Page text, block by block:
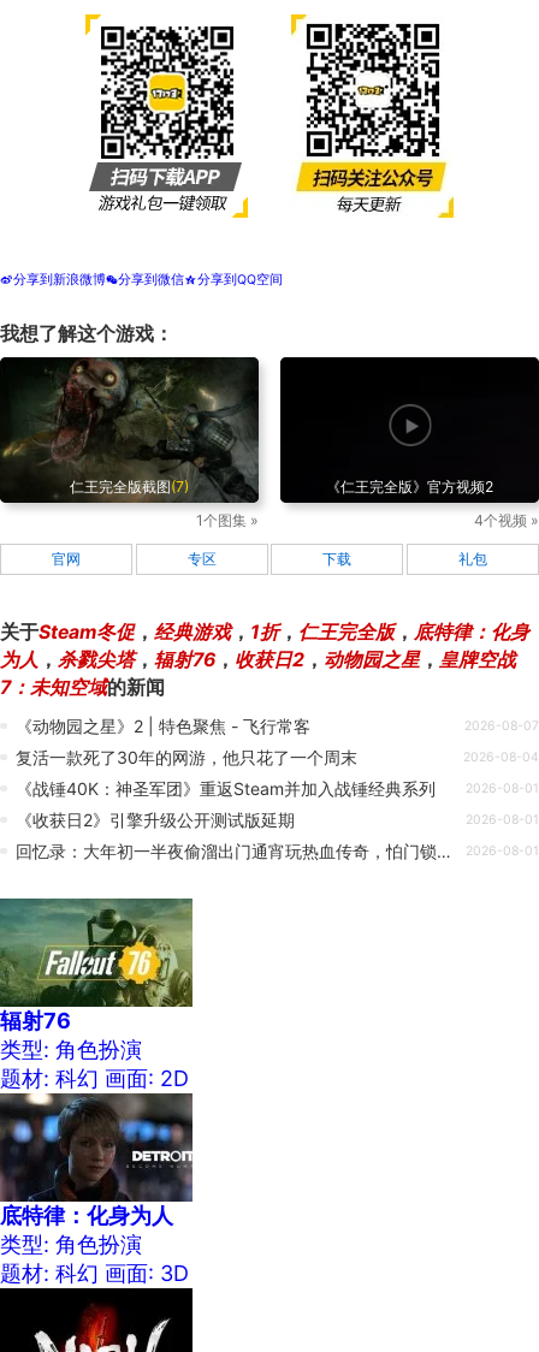
t分享到新浪微博w分享到微信z分享到QQ空间
我想了解这个游戏：
仁王完全版截图(7)
1个图集 »
《仁王完全版》官方视频2
4个视频 »
官网 专区 下载 礼包
关于Steam冬促， 经典游戏， 1折， 仁王完全版， 底特律：化身
为人 ， 杀戮尖塔， 辐射76 ， 收获日2 ， 动物园之星， 皇牌空战
7：未知空域的新闻
《动物园之星》2 | 特色聚焦 - 飞行常客 2026-08-07
复活一款死了30年的网游，他只花了一个周末 2026-08-04
《战锤40K：神圣军团》重返Steam并加入战锤经典系列 2026-08-01
《收获日2》引擎升级公开测试版延期 2026-08-01
回忆录：大年初一半夜偷溜出门通宵玩热血传奇，怕门锁死用纸皮挡门缝！ 2026-08-01
辐射76
类型: 角色扮演
题材: 科幻 画面: 2D
底特律：化身为人
类型: 角色扮演
题材: 科幻 画面: 3D